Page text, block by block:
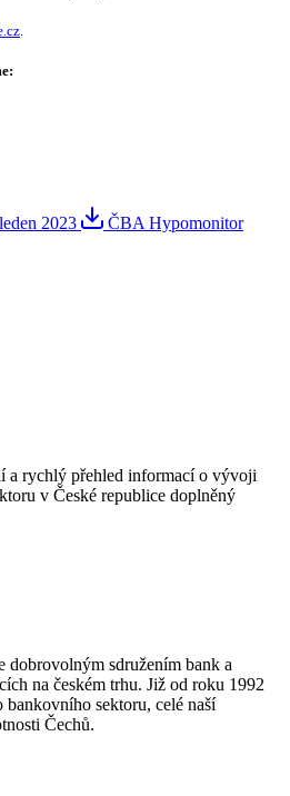
2023
ČBA Hypomonitor
a rychlý přehled informací o vývoji
v České republice doplněný
dobrovolným sdružením bank a
na českém trhu. Již od roku 1992
sektoru, celé naší
Čechů.